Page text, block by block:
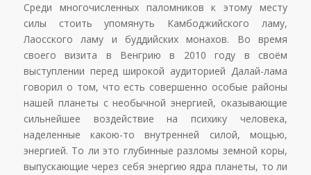
Среди многочисленных паломников к этому месту
силы стоить упомянуть Камбоджийского ламу,
Лаосского ламу и буддийских монахов. Во время
своего визита в Венгрию в 2010 году в своём
выступлении перед широкой аудиторией Далай-лама
говорил о том, что есть совершенно особые районы
нашей планеты с необычной энергией, оказывающие
сильнейшее воздействие на психику человека,
наделенные какою-то внутренней силой, мощью,
энергией. То ли это глубинные разломы земной коры,
выпускающие через себя энергию ядра планеты, то ли